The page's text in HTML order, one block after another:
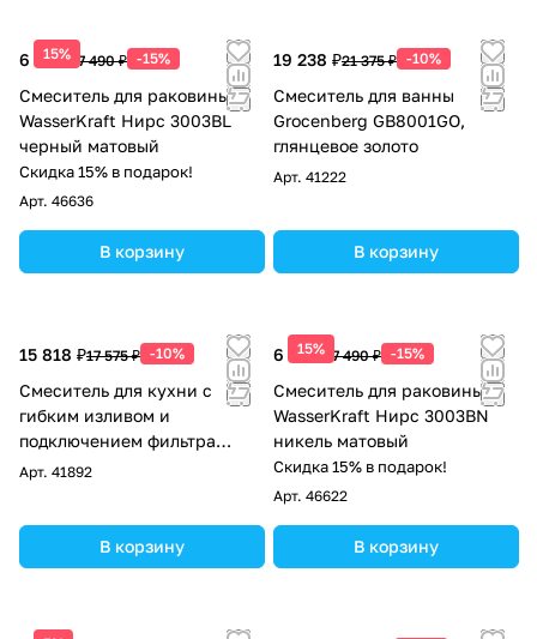
15%
6 367 ₽ 7 490 ₽ -15%
Смеситель для раковины
WasserKraft Нирс 3003BL
черный матовый
Скидка 15% в подарок!
Арт. 46636
В корзину
19 238 ₽21 375 ₽ -10%
Смеситель для ванны
Groсenberg GB8001GO,
глянцевое золото
Арт. 41222
В корзину
15 818 ₽17 575 ₽ -10%
Смеситель для кухни с
гибким изливом и
подключением фильтра
Grocenberg GB4096CR, хром
Арт. 41892
В корзину
15%
6 367 ₽ 7 490 ₽ -15%
Смеситель для раковины
WasserKraft Нирс 3003BN
никель матовый
Скидка 15% в подарок!
Арт. 46622
В корзину